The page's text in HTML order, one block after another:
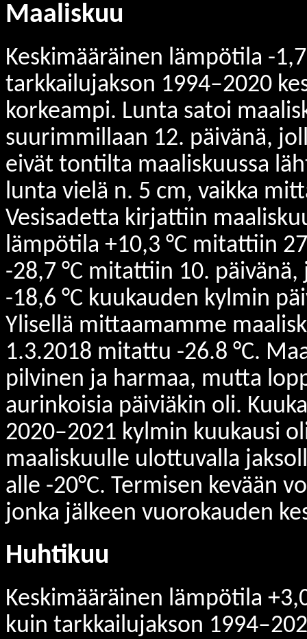
Maaliskuu
Keskimääräinen lämpötila -
tarkkailujakson 1994–2020
korkeampi. Lunta satoi
suurimmillaan 12. päivänä,
eivät tontilta maaliskuussa
lunta vielä n. 5 cm, vaikka
Vesisadetta kirjattiin
lämpötila +10,3 °C mitattiin
-28,7 °C mitattiin 10.
-18,6 °C kuukauden kylmin
Ylisellä mittaamamme
1.3.2018 mitattu -26.8 °C.
pilvinen ja harmaa, mutta
aurinkoisia päiviäkin oli.
2020–2021 kylmin kuukausi
maaliskuulle ulottuvalla
alle -20°C. Termisen kevään
jonka jälkeen vuorokauden
Huhtikuu
Keskimääräinen lämpötila
kuin tarkkailujakson